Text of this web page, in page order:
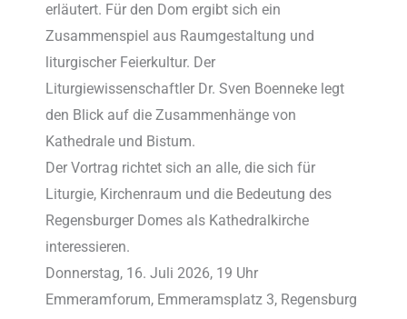
erläutert. Für den Dom ergibt sich ein
Zusammenspiel aus Raumgestaltung und
liturgischer Feierkultur. Der
Liturgiewissenschaftler Dr. Sven Boenneke legt
den Blick auf die Zusammenhänge von
Kathedrale und Bistum.
Der Vortrag richtet sich an alle, die sich für
Liturgie, Kirchenraum und die Bedeutung des
Regensburger Domes als Kathedralkirche
interessieren.
Donnerstag, 16. Juli 2026, 19 Uhr
Emmeramforum, Emmeramsplatz 3, Regensburg